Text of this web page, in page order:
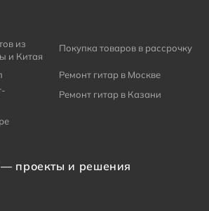
из
и Китая
Покупка товаров в рассрочку
Ремонт гитар в Москве
Ремонт гитар в Казани
— проекты и решения